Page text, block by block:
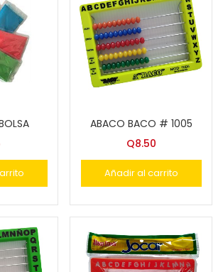
Lost password?
ABACO BACO # 1005
Q8.50
Añadir al carrito